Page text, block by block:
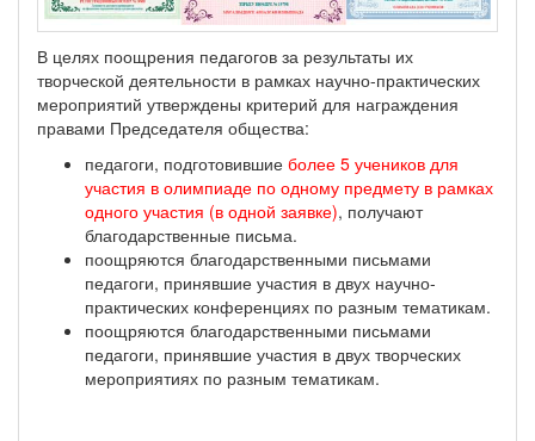
В целях поощрения педагогов за результаты их
творческой деятельности в рамках научно-практических
мероприятий утверждены критерий для награждения
правами Председателя общества:
педагоги, подготовившие более 5 учеников для
участия в олимпиаде по одному предмету в рамках
одного участия (в одной заявке), получают
благодарственные письма.
поощряются благодарственными письмами
педагоги, принявшие участия в двух научно-
практических конференциях по разным тематикам.
поощряются благодарственными письмами
педагоги, принявшие участия в двух творческих
мероприятиях по разным тематикам.